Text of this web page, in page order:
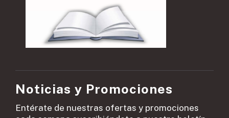
Noticias y Promociones
Entérate de nuestras ofertas y promociones